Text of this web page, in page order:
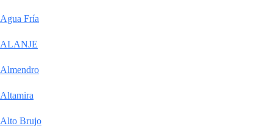
Agua Fría
ALANJE
Almendro
Altamira
Alto Brujo